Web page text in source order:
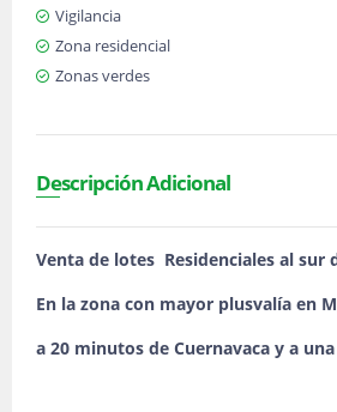
Vigilancia
Zona residencial
Zonas verdes
Descripción Adicional
Venta de lotes Residenciales al sur
En la zona con mayor plusvalía en
a 20 minutos de Cuernavaca y a